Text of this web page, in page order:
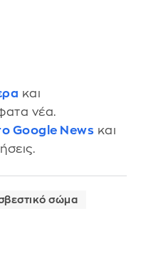
και
νέα.
Google News και
σώμα